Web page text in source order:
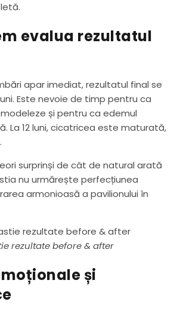
evalua rezultatul
apar imediat, rezultatul final se
Este nevoie de timp pentru ca
și pentru ca edemul
La 12 luni, cicatricea este maturată,
surprinși de cât de natural arată
nu urmărește perfecțiunea
armonioasă a pavilionului în
rezultate before & after
și